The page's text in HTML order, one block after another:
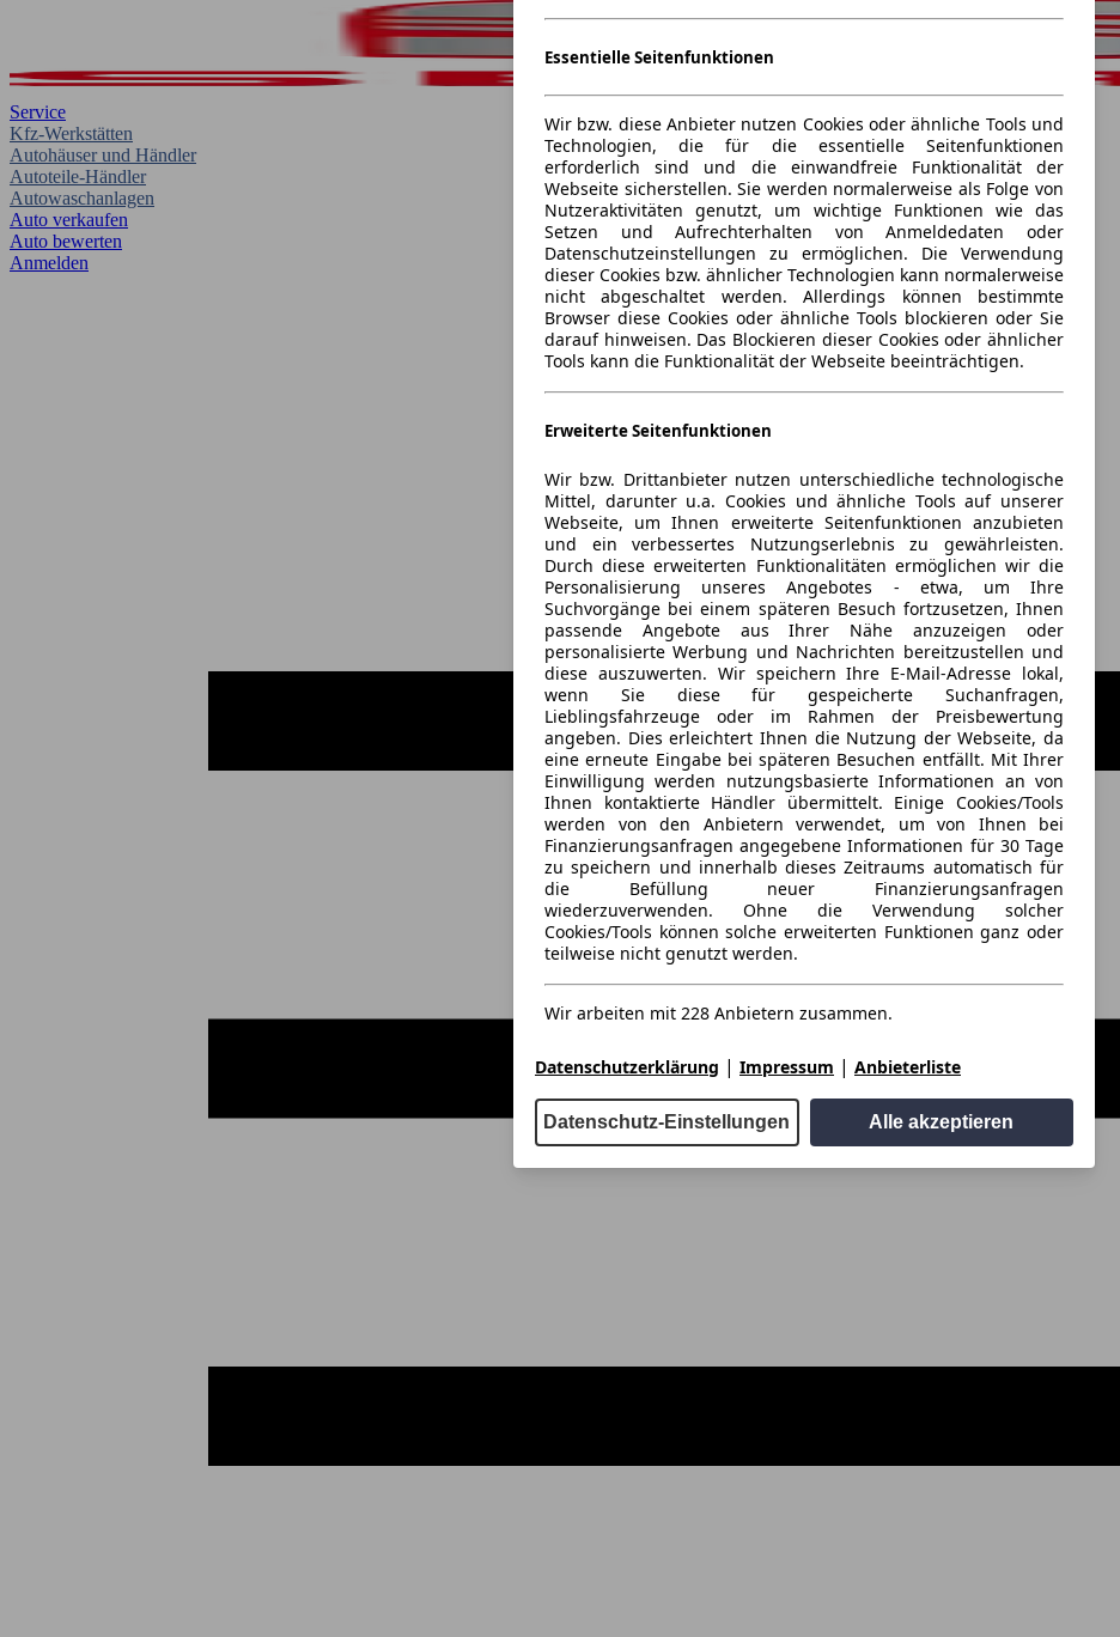
Service
Kfz-Werkstätten
Autohäuser und Händler
Autoteile-Händler
Autowaschanlagen
Auto verkaufen
Auto bewerten
Anmelden
Essentielle Seitenfunktionen
Wir bzw. diese Anbieter nutzen Cookies oder ähnliche Tools und
Technologien, die für die essentielle Seitenfunktionen
erforderlich sind und die einwandfreie Funktionalität der
Webseite sicherstellen. Sie werden normalerweise als Folge von
Nutzeraktivitäten genutzt, um wichtige Funktionen wie das
Setzen und Aufrechterhalten von Anmeldedaten oder
Datenschutzeinstellungen zu ermöglichen. Die Verwendung
dieser Cookies bzw. ähnlicher Technologien kann normalerweise
nicht abgeschaltet werden. Allerdings können bestimmte
Browser diese Cookies oder ähnliche Tools blockieren oder Sie
darauf hinweisen. Das Blockieren dieser Cookies oder ähnlicher
Tools kann die Funktionalität der Webseite beeinträchtigen.
Erweiterte Seitenfunktionen
Wir bzw. Drittanbieter nutzen unterschiedliche technologische
Mittel, darunter u.a. Cookies und ähnliche Tools auf unserer
Webseite, um Ihnen erweiterte Seitenfunktionen anzubieten
und ein verbessertes Nutzungserlebnis zu gewährleisten.
Durch diese erweiterten Funktionalitäten ermöglichen wir die
Personalisierung unseres Angebotes - etwa, um Ihre
Suchvorgänge bei einem späteren Besuch fortzusetzen, Ihnen
passende Angebote aus Ihrer Nähe anzuzeigen oder
personalisierte Werbung und Nachrichten bereitzustellen und
diese auszuwerten. Wir speichern Ihre E-Mail-Adresse lokal,
wenn Sie diese für gespeicherte Suchanfragen,
Lieblingsfahrzeuge oder im Rahmen der Preisbewertung
angeben. Dies erleichtert Ihnen die Nutzung der Webseite, da
eine erneute Eingabe bei späteren Besuchen entfällt. Mit Ihrer
Einwilligung werden nutzungsbasierte Informationen an von
Ihnen kontaktierte Händler übermittelt. Einige Cookies/Tools
werden von den Anbietern verwendet, um von Ihnen bei
Finanzierungsanfragen angegebene Informationen für 30 Tage
zu speichern und innerhalb dieses Zeitraums automatisch für
die Befüllung neuer Finanzierungsanfragen
wiederzuverwenden. Ohne die Verwendung solcher
Cookies/Tools können solche erweiterten Funktionen ganz oder
teilweise nicht genutzt werden.
Wir arbeiten mit 228 Anbietern zusammen.
Datenschutzerklärung | Impressum | Anbieterliste
Datenschutz-Einstellungen Alle akzeptieren